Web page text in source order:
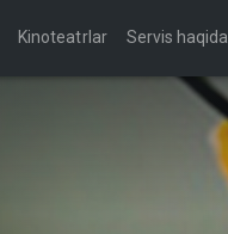
Kinoteatrlar Servis haqida